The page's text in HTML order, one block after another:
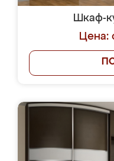
Шкаф-
Цена: